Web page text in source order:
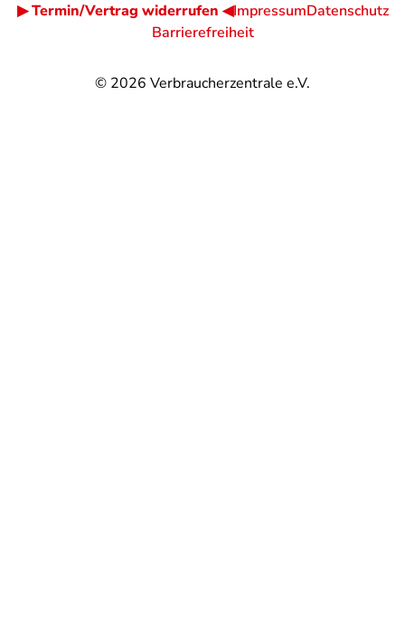
© 2026 Verbraucherzentrale e.V.
▶ Termin/Vertrag widerrufen ◀ImpressumDatenschutz
Barrierefreiheit